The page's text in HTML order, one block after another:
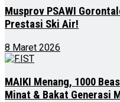
Musprov PSAWI
Prestasi Ski Air!
8 Maret 2026
MAIKI Menang, 1000
Minat & Bakat Generasi